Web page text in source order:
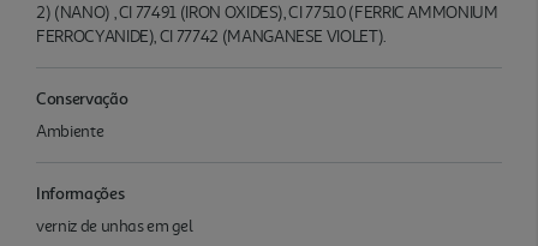
2) (NANO) , CI 77491 (IRON OXIDES), CI 77510 (FERRIC AMMONIUM
FERROCYANIDE), CI 77742 (MANGANESE VIOLET).
Conservação
Ambiente
Informações
verniz de unhas em gel